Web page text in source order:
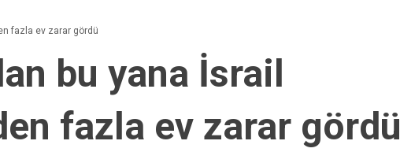
fazla ev zarar gördü
bu yana İsrail
fazla ev zarar gördü